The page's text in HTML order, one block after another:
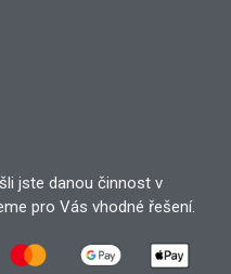
jste danou činnost v
pro Vás vhodné řešení.